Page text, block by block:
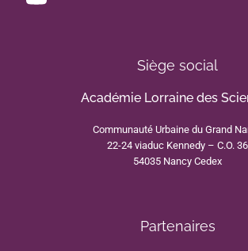
Siège social
Académie Lorraine des
Communauté Urbaine du Grand
22-24 viaduc Kennedy – C.O. 36
54035 Nancy Cedex
Partenaires